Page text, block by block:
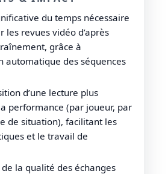
du temps nécessaire
les revues vidéo d’après
grâce à
automatique des séquences
d’une lecture plus
performance (par joueur, par
de situation), facilitant les
et le travail de
la qualité des échanges